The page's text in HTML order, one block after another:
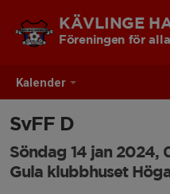
Kalender
KÄVLINGE
SvFF D
Söndag 14 jan 2024,
Gula klubbhuset